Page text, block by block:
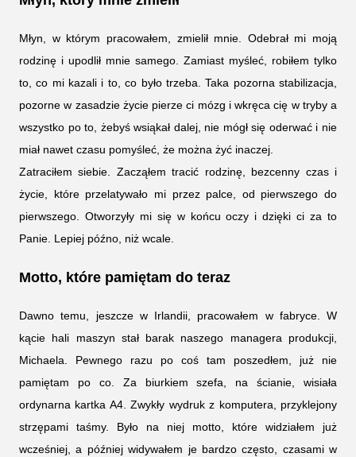
Młyn, w którym pracowałem, zmielił mnie. Odebrał mi moją
rodzinę i upodlił mnie samego. Zamiast myśleć, robiłem tylko
to, co mi kazali i to, co było trzeba. Taka pozorna stabilizacja,
pozorne w zasadzie życie pierze ci mózg i wkręca cię w tryby a
wszystko po to, żebyś wsiąkał dalej, nie mógł się oderwać i nie
miał nawet czasu pomyśleć, że można żyć inaczej.
Zatraciłem siebie. Zacząłem tracić rodzinę, bezcenny czas i
życie, które przelatywało mi przez palce, od pierwszego do
pierwszego. Otworzyły mi się w końcu oczy i dzięki ci za to
Panie. Lepiej późno, niż wcale.
Motto, które pamiętam do teraz
Dawno temu, jeszcze w Irlandii, pracowałem w fabryce. W
kącie hali maszyn stał barak naszego managera produkcji,
Michaela. Pewnego razu po coś tam poszedłem, już nie
pamiętam po co. Za biurkiem szefa, na ścianie, wisiała
ordynarna kartka A4. Zwykły wydruk z komputera, przyklejony
strzępami taśmy. Było na niej motto, które widziałem już
wcześniej, a później widywałem je bardzo często, czasami w